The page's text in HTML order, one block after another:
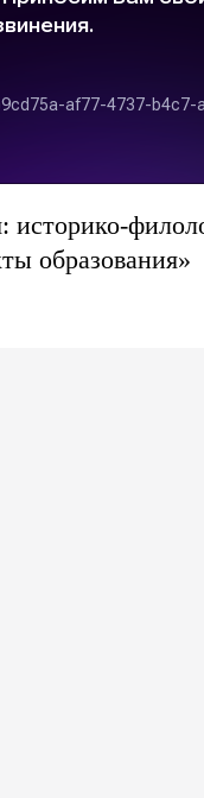
историко-
образования»